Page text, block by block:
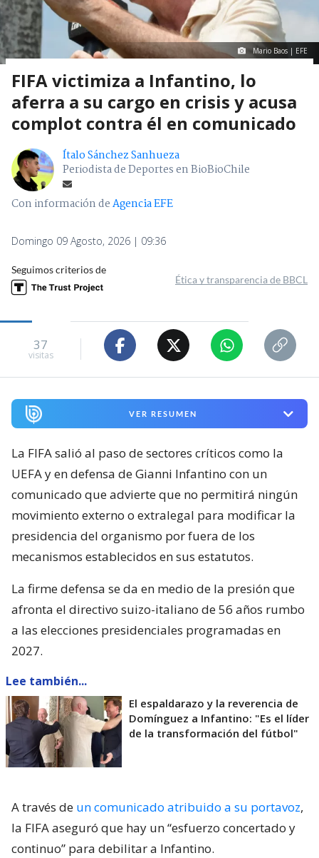
Mario Baos | EFE
FIFA victimiza a Infantino, lo
aferra a su cargo en crisis y acusa
complot contra él en comunicado
Ítalo Sánchez Sanhueza
Periodista de Deportes en BioBioChile
Con información deAgencia EFE
Domingo 09 Agosto, 2026 | 09:36
Seguimos criterios de
Ética y transparencia de BBCL
37
visitas
VER RESUMEN
La FIFA salió al paso de sectores críticos como la
UEFA y en defensa de Gianni Infantino con un
comunicado que advierte que no permitirá ningún
movimiento externo o extralegal para modificar la
presidencia del organismo por fuera de los
mecanismos establecidos en sus estatutos.
La firme defensa se da en medio de la presión que
afronta el directivo suizo-italiano de 56 años rumbo
a las elecciones presidenciales programadas en
2027.
Lee también...
El espaldarazo y la reverencia de
Domínguez a Infantino: "Es el líder
de la transformación del fútbol"
A través de un comunicado atribuido a su portavoz,
la FIFA aseguró que hay un “esfuerzo concertado y
continuo” para debilitar a Infantino.